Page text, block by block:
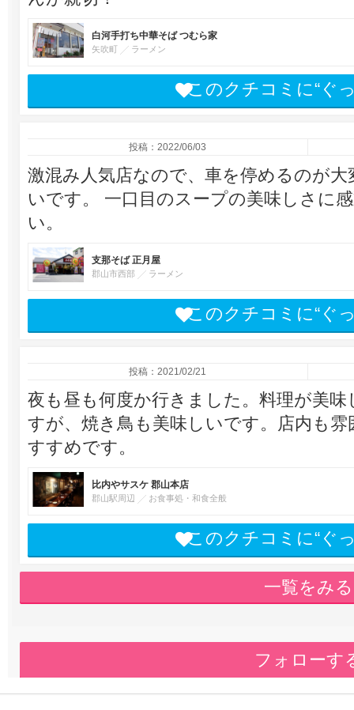
白河手打ち中華そば つむら家
矢吹町 ラーメン
このクチコミに“ぐ
投稿：2022/06/03
激混み人気店なので、車を停めるのが
いです。 一口目のスープの美味しさに
い。
支那そば 正月屋
郡山市西部 ラーメン
このクチコミに“ぐ
投稿：2021/02/21
夜も昼も何度か行きました。料理が美
すが、焼き鳥も美味しいです。店内も
すすめです。
比内やサスケ 郡山本店
郡山駅周辺 お食事処・和食全般
このクチコミに“ぐ
一覧をみる
フォローす